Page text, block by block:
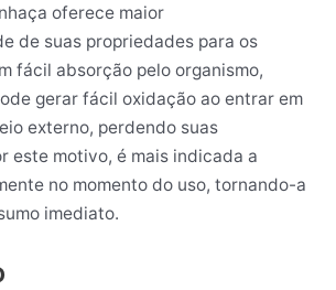
oferece maior
de suas propriedades para os
fácil absorção pelo organismo,
gerar fácil oxidação ao entrar em
externo, perdendo suas
este motivo, é mais indicada a
no momento do uso, tornando-a
imediato.